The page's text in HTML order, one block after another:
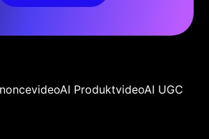
AI ProduktvideoAI UGC